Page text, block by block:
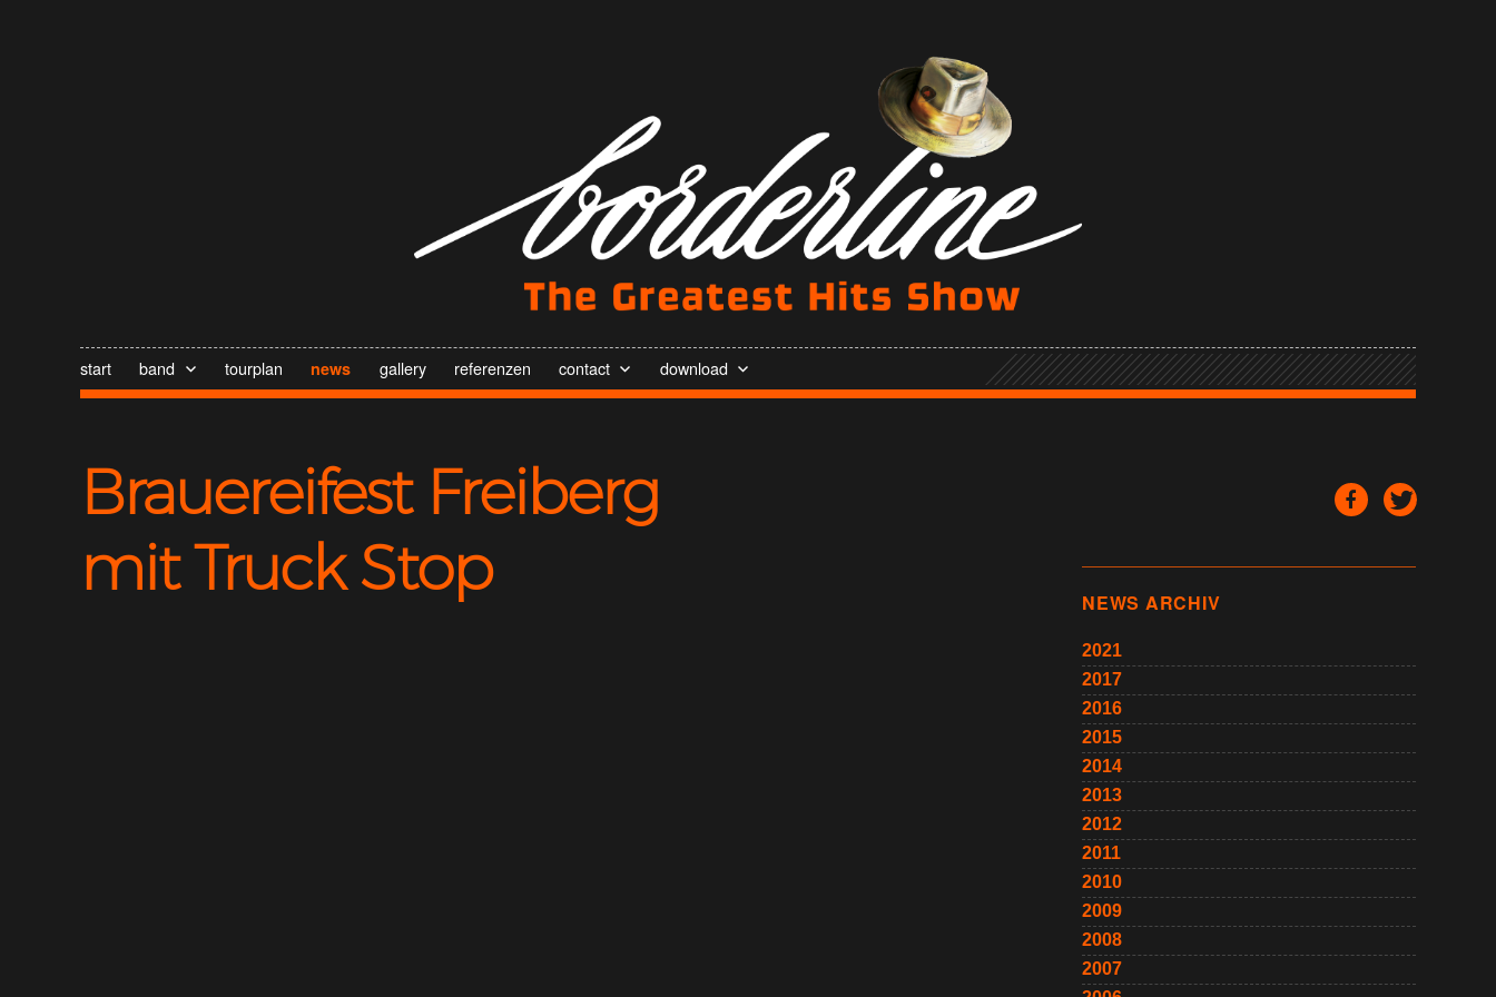
start band tourplan news gallery referenzen contact download
Brauereifest Freiberg
mitTruck Stop NEWS ARCHIV
2021
2017
2016
2015
2014
2013
2012
2011
2010
2009
2008
2007